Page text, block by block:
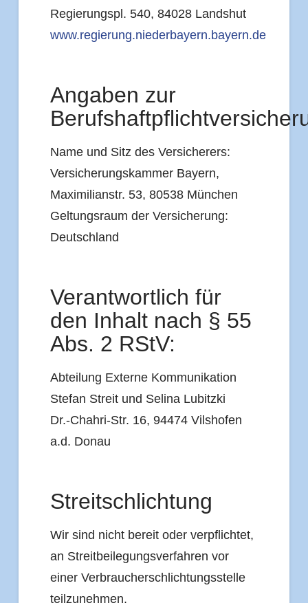
Regierungspl. 540, 84028 Landshut
www.regierung.niederbayern.bayern.de
Angaben zur
Name und Sitz des Versicherers:
Versicherungskammer Bayern,
Maximilianstr. 53, 80538 München
Geltungsraum der Versicherung:
Deutschland
Verantwortlich für
den Inhalt nach § 55
Abs. 2 RStV:
Abteilung Externe Kommunikation
Stefan Streit und Selina Lubitzki
Dr.-Chahri-Str. 16, 94474 Vilshofen
a.d. Donau
Streitschlichtung
Wir sind nicht bereit oder verpflichtet,
an Streitbeilegungsverfahren vor
einer Verbraucherschlichtungsstelle
teilzunehmen.